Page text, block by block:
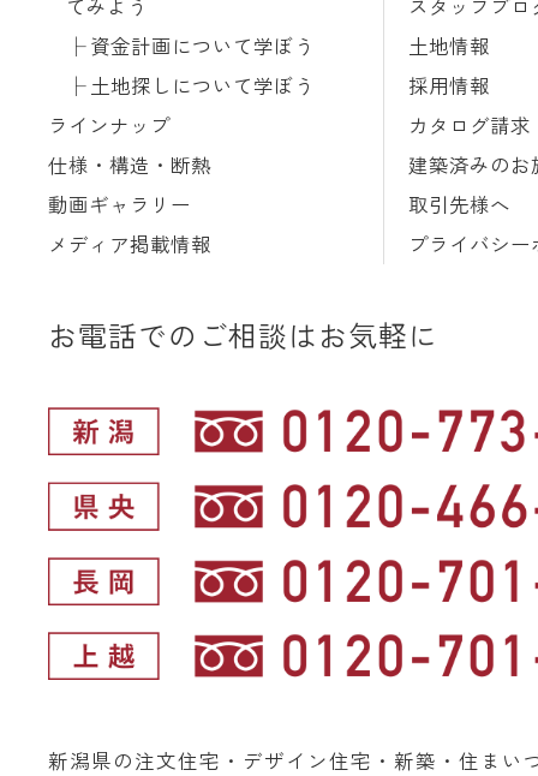
てみよう
資金計画について学ぼう
土地探しについて学ぼう
ラインナップ
仕様・構造・断熱
動画ギャラリー
メディア掲載情報
スタッフブロ
土地情報
採用情報
カタログ請求
建築済みのお
取引先様へ
プライバシー
お電話でのご相談はお気軽に
新潟県の注文住宅・デザイン住宅・新築・住まい